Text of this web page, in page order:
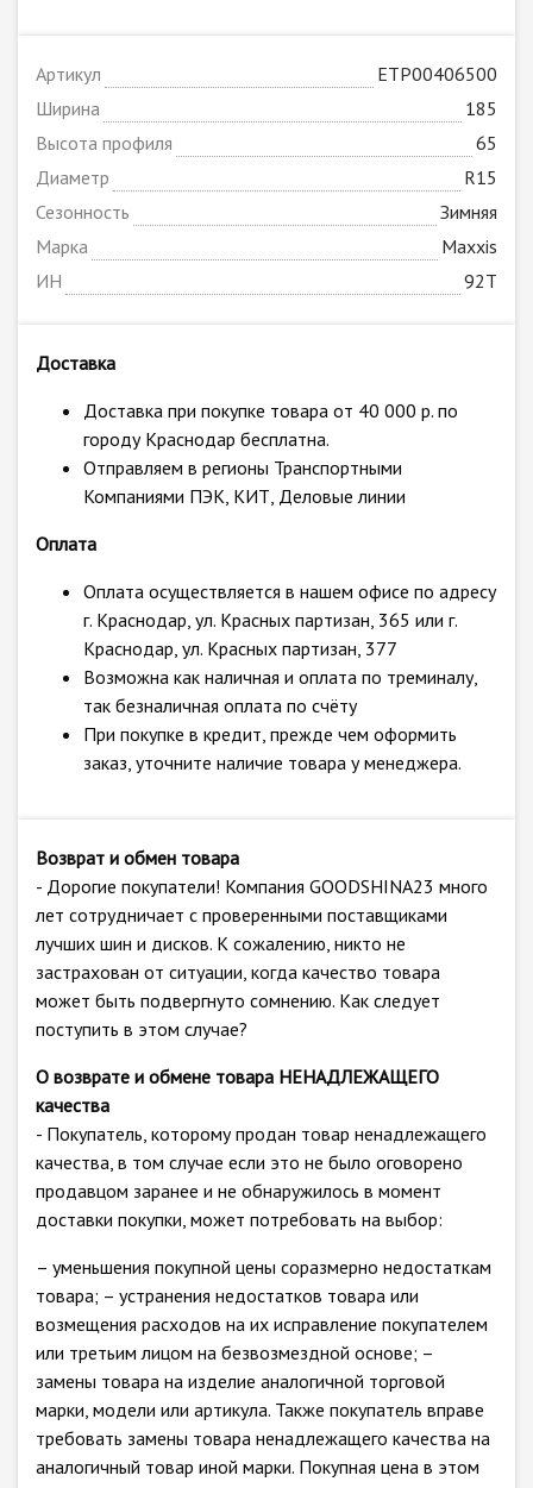
Артикул
ETP00406500
Ширина
185
Высота профиля
65
Диаметр
R15
Сезонность
Зимняя
Марка
Maxxis
ИН
92T
Доставка
Доставка при покупке товара от 40 000 р. по
городу Краснодар бесплатна.
Отправляем в регионы Транспортными
Компаниями ПЭК, КИТ, Деловые линии
Оплата
Оплата осуществляется в нашем офисе по адресу
г. Краснодар, ул. Красных партизан, 365 или г.
Краснодар, ул. Красных партизан, 377
Возможна как наличная и оплата по треминалу,
так безналичная оплата по счёту
При покупке в кредит, прежде чем оформить
заказ, уточните наличие товара у менеджера.
Возврат и обмен товара
- Дорогие покупатели! Компания GOODSHINA23 много
лет сотрудничает с проверенными поставщиками
лучших шин и дисков. К сожалению, никто не
застрахован от ситуации, когда качество товара
может быть подвергнуто сомнению. Как следует
поступить в этом случае?
О возврате и обмене товара НЕНАДЛЕЖАЩЕГО
качества
- Покупатель, которому продан товар ненадлежащего
качества, в том случае если это не было оговорено
продавцом заранее и не обнаружилось в момент
доставки покупки, может потребовать на выбор:
– уменьшения покупной цены соразмерно недостаткам
товара; – устранения недостатков товара или
возмещения расходов на их исправление покупателем
или третьим лицом на безвозмездной основе; –
замены товара на изделие аналогичной торговой
марки, модели или артикула. Также покупатель вправе
требовать замены товара ненадлежащего качества на
аналогичный товар иной марки. Покупная цена в этом